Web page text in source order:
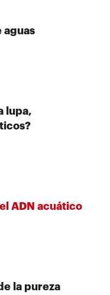
aguas
lupa,
ADN acuático
la pureza